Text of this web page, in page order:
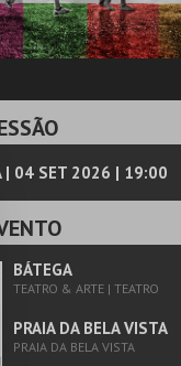
| 04 SET 2026 | 19:00
BÁTEGA
TEATRO & ARTE | TEATRO
PRAIA DA BELA VISTA
PRAIA DA BELA VISTA